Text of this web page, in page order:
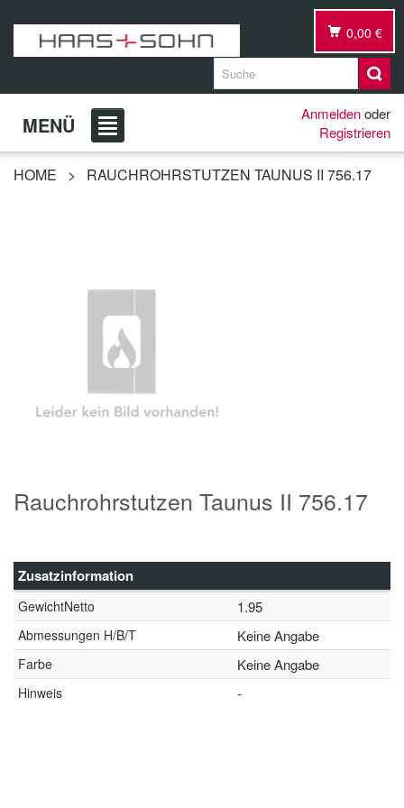
0,00 €
MENÜ Anmeldenoder
Registrieren
HOME > RAUCHROHRSTUTZEN TAUNUS II 756.17
Rauchrohrstutzen Taunus II 756.17
Zusatzinformation
GewichtNetto 1.95
Abmessungen H/B/T Keine Angabe
Farbe Keine Angabe
Hinweis -